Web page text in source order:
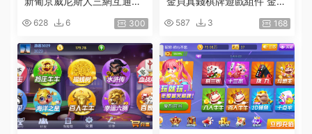
628 6 300 587 3 168